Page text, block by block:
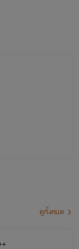
งไห้ ฝากติดตามด้วย
ลาดประการ
นอายุ18+ขึ้น
ดูทั้งหมด